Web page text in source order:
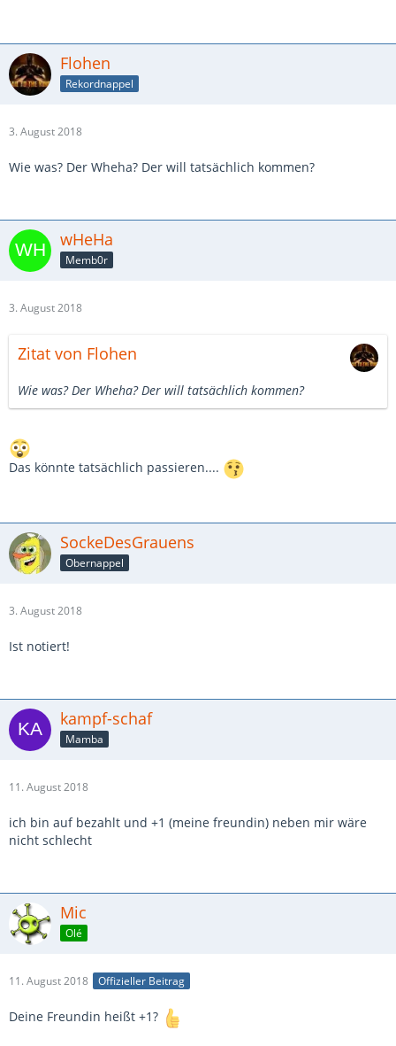
Flohen
Rekordnappel
3. August 2018
Wie was? Der Wheha? Der will tatsächlich kommen?
wHeHa
Memb0r
3. August 2018
Zitat von Flohen
Wie was? Der Wheha? Der will tatsächlich kommen?
Das könnte tatsächlich passieren....
SockeDesGrauens
Obernappel
3. August 2018
Ist notiert!
kampf-schaf
Mamba
11. August 2018
ich bin auf bezahlt und +1 (meine freundin) neben mir wäre
nicht schlecht
Mic
Olé
11. August 2018 Offizieller Beitrag
Deine Freundin heißt +1?